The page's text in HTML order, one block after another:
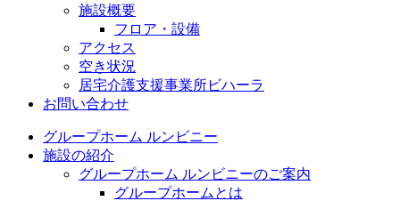
施設概要
フロア・設備
アクセス
空き状況
居宅介護支援事業所ビハーラ
お問い合わせ
グループホーム ルンビニー
施設の紹介
グループホーム ルンビニーのご案内
グループホームとは